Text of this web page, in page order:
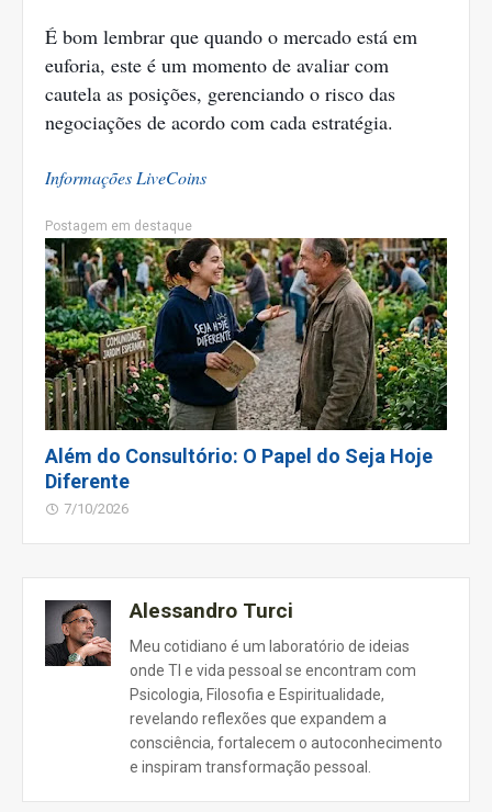
É bom lembrar que quando o mercado está em
euforia, este é um momento de avaliar com
cautela as posições, gerenciando o risco das
negociações de acordo com cada estratégia.
Informações LiveCoins
Postagem em destaque
Além do Consultório: O Papel do Seja Hoje
Diferente
7/10/2026
Alessandro Turci
Meu cotidiano é um laboratório de ideias
onde TI e vida pessoal se encontram com
Psicologia, Filosofia e Espiritualidade,
revelando reflexões que expandem a
consciência, fortalecem o autoconhecimento
e inspiram transformação pessoal.